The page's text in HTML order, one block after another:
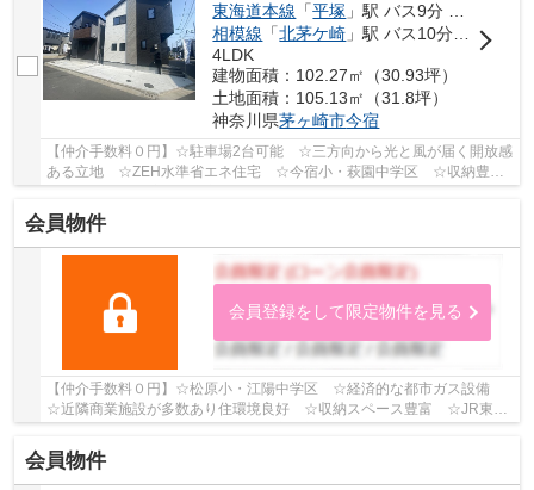
東海道本線 「平塚 」駅 バス9分 「中島（茅ヶ崎市）」 停歩7分
相模線 「北茅ケ崎 」駅 バス10分 「辻東（神奈川県）」 停歩10分
4LDK
建物面積：102.27㎡（30.93坪）
土地面積：105.13㎡（31.8坪）
神奈川県茅ヶ崎市今宿
【仲介手数料０円】☆駐車場2台可能 ☆三方向から光と風が届く開放感
ある立地 ☆ZEH水準省エネ住宅 ☆今宿小・萩園中学区 ☆収納豊富
会員物件
会員登録をして限定物件を見る
【仲介手数料０円】☆松原小・江陽中学区 ☆経済的な都市ガス設備
☆近隣商業施設が多数あり住環境良好 ☆収納スペース豊富 ☆JR東海
会員物件